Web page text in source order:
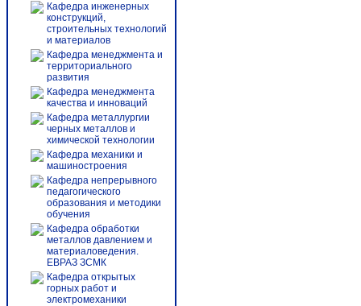
Кафедра инженерных
конструкций,
строительных технологий
и материалов
Кафедра менеджмента и
территориального
развития
Кафедра менеджмента
качества и инноваций
Кафедра металлургии
черных металлов и
химической технологии
Кафедра механики и
машиностроения
Кафедра непрерывного
педагогического
образования и методики
обучения
Кафедра обработки
металлов давлением и
материаловедения.
ЕВРАЗ ЗСМК
Кафедра открытых
горных работ и
электромеханики